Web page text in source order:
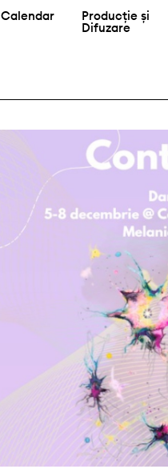
Calendar Producție și
Difuzare